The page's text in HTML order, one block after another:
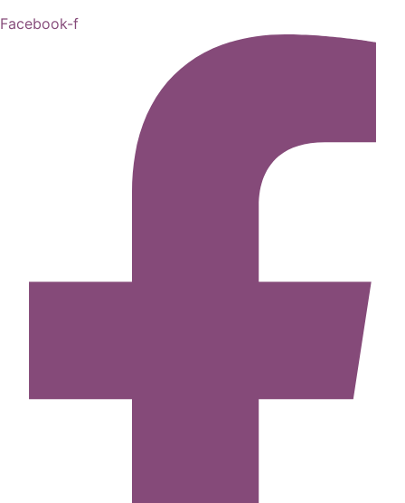
Facebook-f